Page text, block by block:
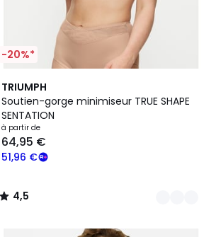
-20%*
TRIUMPH
Soutien-gorge minimiseur TRUE SHAPE
SENTATION
à partir de
51,96 €
64,95 €
4,5
/ 5
4
Couleurs
4,5
/